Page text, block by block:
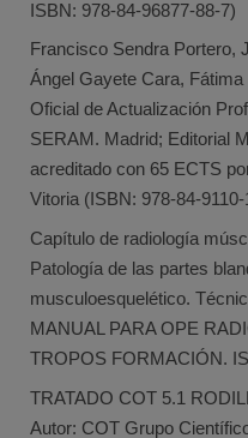
ISBN: 978-84-96877-88-7)
Francisco Sendra Portero,
Ángel Gayete Cara,
Oficial de Actualización
SERAM. Madrid; Editorial
acreditado con 65 ECTS
Vitoria (ISBN: 978-84-9110-
Capítulo de radiología
Patología de las partes
musculoesquelético.
MANUAL PARA OPE
TROPOS FORMACIÓN.
TRATADO COT 5.1
Autor: COT Grupo